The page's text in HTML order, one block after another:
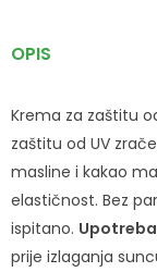
OPIS
Krema za zaštitu
zaštitu od UV
masline i kakao
elastičnost. Bez
ispitano.
prije izlaganja